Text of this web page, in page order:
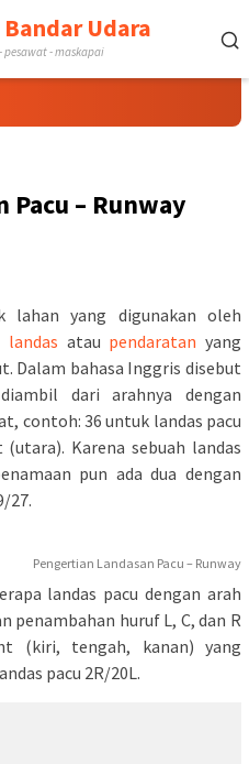
Udara
- maskapai
Pacu – Runway
lahan yang digunakan oleh
landas atau pendaratan yang
Dalam bahasa Inggris disebut
dari arahnya dengan
contoh: 36 untuk landas pacu
Karena sebuah landas
pun ada dua dengan
27.
Pengertian Landasan Pacu – Runway
landas pacu dengan arah
penambahan huruf L, C, dan R
(kiri, tengah, kanan) yang
pacu 2R/20L.